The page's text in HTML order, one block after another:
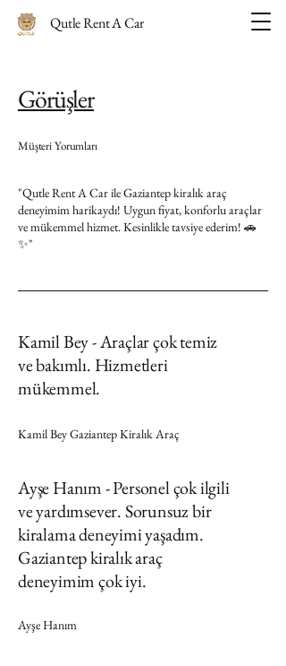
Qutle Rent A Car
Görüşler
Müşteri Yorumları
"Qutle Rent A Car ile Gaziantep kiralık araç
deneyimim harikaydı! Uygun fiyat, konforlu araçlar
ve mükemmel hizmet. Kesinlikle tavsiye ederim! 🚗
✨"
Kamil Bey - Araçlar çok temiz
ve bakımlı. Hizmetleri
mükemmel.
Kamil Bey Gaziantep Kiralık Araç
Ayşe Hanım - Personel çok ilgili
ve yardımsever. Sorunsuz bir
kiralama deneyimi yaşadım.
Gaziantep kiralık araç
deneyimim çok iyi.
Ayşe Hanım